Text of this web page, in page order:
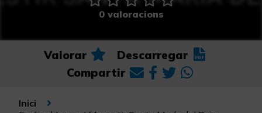
Experiències Setmana Santa
0 valoracions
Valorar
Descarregar
Compartir
Inici